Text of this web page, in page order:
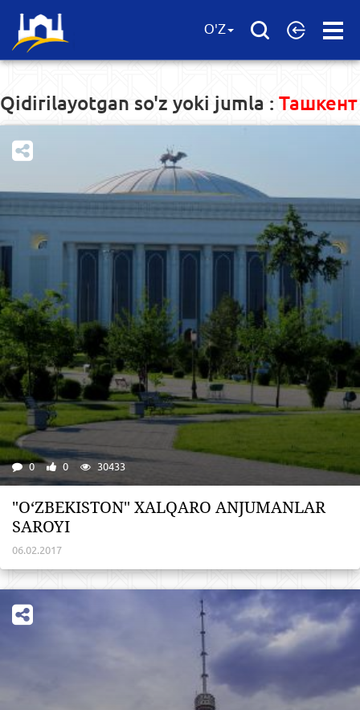
Open
O'Z
Qidirilayotgan so'z yoki jumla : Ташкент
0 0 30433
"O‘ZBEKISTON" XALQARO ANJUMANLAR
SAROYI
06.02.2017